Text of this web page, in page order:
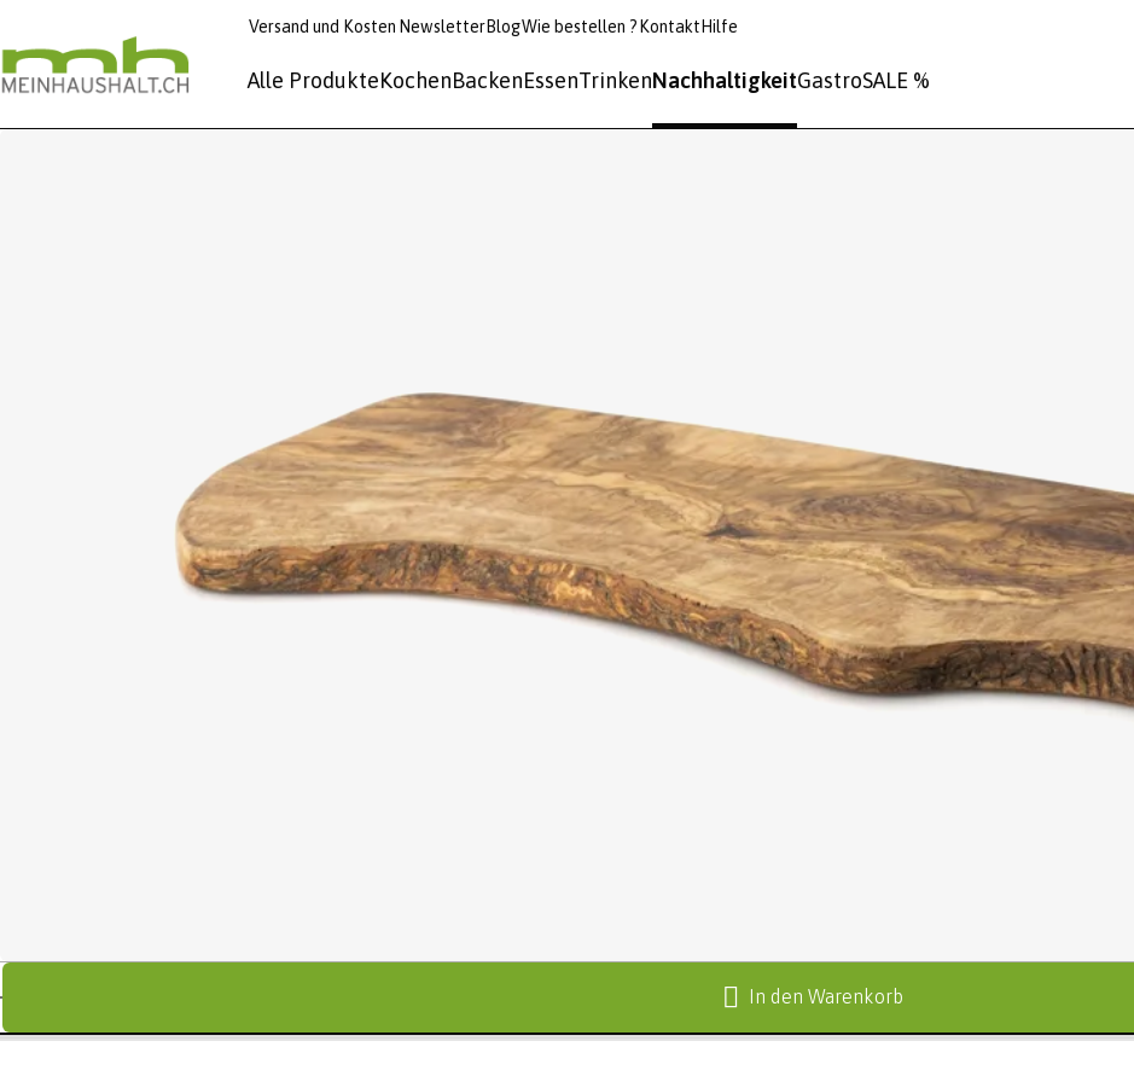
Versand und Kosten NewsletterBlogWie bestellen ? Kontakt Hilfe
Alle ProdukteKochenBackenEssenTrinkenNachhaltigkeitGastroSALE %
In den Warenkorb